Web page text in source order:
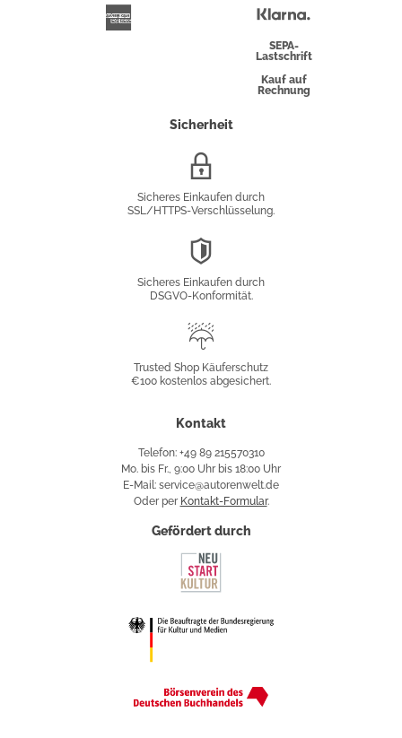
Überweisung
SEPA-
Lastschrift
Kauf auf
Rechnung
Sicherheit
Sicheres Einkaufen durch
SSL/HTTPS-Verschlüsselung.
Sicheres Einkaufen durch
DSGVO-Konformität.
Käuferschutz
Trusted Shop Käuferschutz
€100 kostenlos abgesichert.
Kontakt
Telefon: +49 89 215570310
Mo. bis Fr., 9:00 Uhr bis 18:00 Uhr
E-Mail: service@autorenwelt.de
Oder per Kontakt-Formular.
Gefördert durch